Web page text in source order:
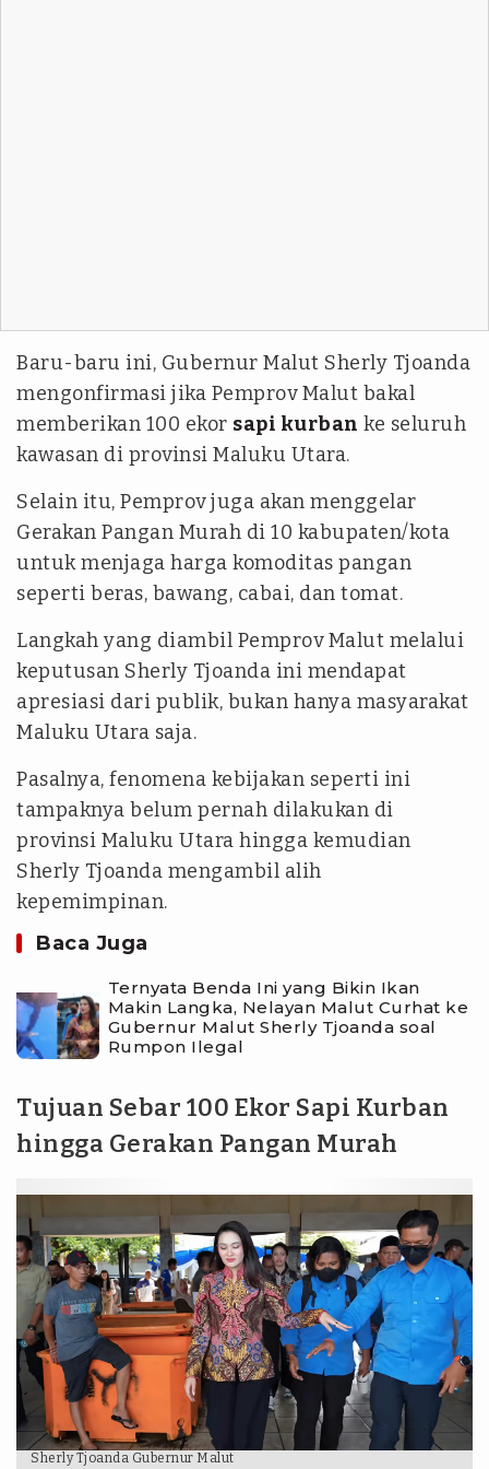
Baru-baru ini, Gubernur Malut Sherly Tjoanda
mengonfirmasi jika Pemprov Malut bakal
memberikan 100 ekor sapi kurban ke seluruh
kawasan di provinsi Maluku Utara.
Selain itu, Pemprov juga akan menggelar
Gerakan Pangan Murah di 10 kabupaten/kota
untuk menjaga harga komoditas pangan
seperti beras, bawang, cabai, dan tomat.
Langkah yang diambil Pemprov Malut melalui
keputusan Sherly Tjoanda ini mendapat
apresiasi dari publik, bukan hanya masyarakat
Maluku Utara saja.
Pasalnya, fenomena kebijakan seperti ini
tampaknya belum pernah dilakukan di
provinsi Maluku Utara hingga kemudian
Sherly Tjoanda mengambil alih
kepemimpinan.
Baca Juga
Ternyata Benda Ini yang Bikin Ikan
Makin Langka, Nelayan Malut Curhat ke
Gubernur Malut Sherly Tjoanda soal
Rumpon Ilegal
Tujuan Sebar 100 Ekor Sapi Kurban
hingga Gerakan Pangan Murah
Sherly Tjoanda Gubernur Malut